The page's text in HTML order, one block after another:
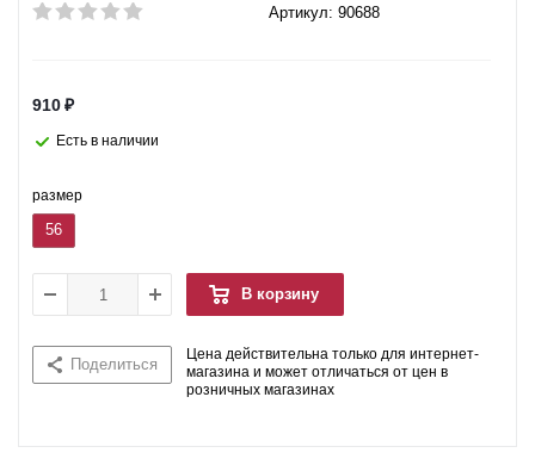
Артикул: 90688
910₽
Есть в наличии
размер
56
В корзину
Поделиться
Цена действительна только для интернет-
магазина и может отличаться от цен в
розничных магазинах